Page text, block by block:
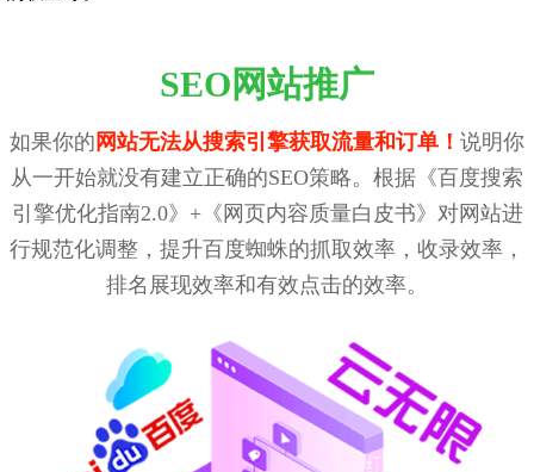
SEO网站推广
如果你的 网站无法从搜索引擎获取流量和订单！ 说明你
从一开始就没有建立正确的SEO策略。根据《百度搜索
引擎优化指南2.0》+《网页内容质量白皮书》对网站进
行规范化调整，提升百度蜘蛛的抓取效率，收录效率，
排名展现效率和有效点击的效率。